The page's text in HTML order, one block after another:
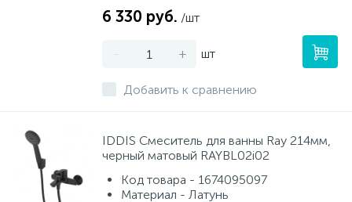
6 330 руб. /шт
- + шт
Добавить к сравнению
IDDIS Смеситель для ванны Ray 214мм,
черный матовый RAYBL02i02
Код товара - 1674095097
Материал - Латунь